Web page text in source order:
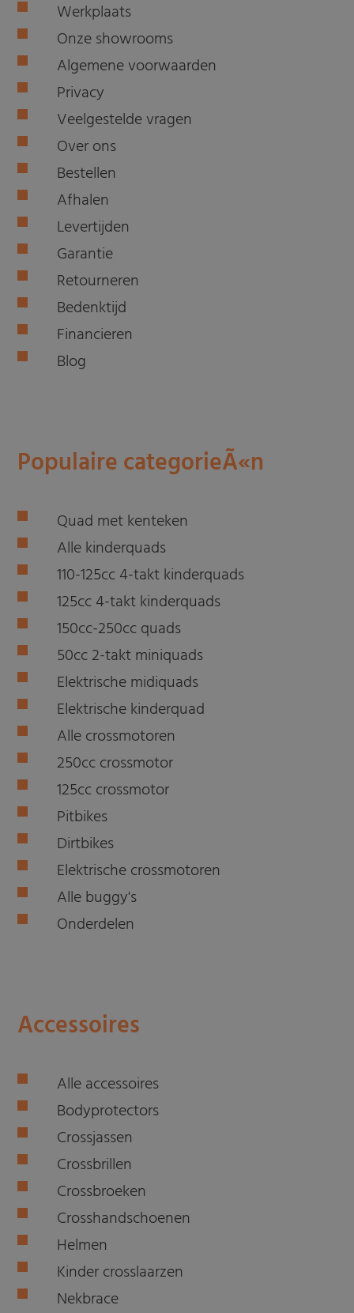
Werkplaats
Onze showrooms
Algemene voorwaarden
Privacy
Veelgestelde vragen
Over ons
Bestellen
Afhalen
Levertijden
Garantie
Retourneren
Bedenktijd
Financieren
Blog
Populaire categorieÃ«n
Quad met kenteken
Alle kinderquads
110-125cc 4-takt kinderquads
125cc 4-takt kinderquads
150cc-250cc quads
50cc 2-takt miniquads
Elektrische midiquads
Elektrische kinderquad
Alle crossmotoren
250cc crossmotor
125cc crossmotor
Pitbikes
Dirtbikes
Elektrische crossmotoren
Alle buggy's
Onderdelen
Accessoires
Alle accessoires
Bodyprotectors
Crossjassen
Crossbrillen
Crossbroeken
Crosshandschoenen
Helmen
Kinder crosslaarzen
Nekbrace